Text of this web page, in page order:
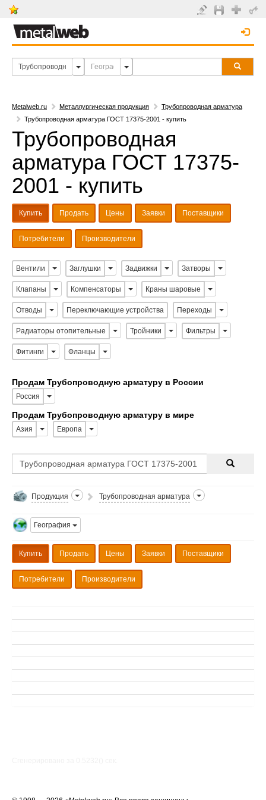
Metalweb.ru Металлургическая продукция
Трубопроводная арматура
Трубопроводная арматура ГОСТ 17375-2001 - купить
Трубопроводная
арматура ГОСТ 17375-
2001 - купить
Купить Продать Цены Заявки Поставщики
Потребители Производители
Вентили Заглушки Задвижки Затворы
Клапаны Компенсаторы Краны шаровые
Отводы Переключающие устройства Переходы
Радиаторы отопительные Тройники Фильтры
Фитинги Фланцы
Продам Трубопроводную арматуру в России
Россия
Продам Трубопроводную арматуру в мире
Азия Европа
Продукция Трубопроводная арматура
География
Купить Продать Цены Заявки Поставщики
Потребители Производители